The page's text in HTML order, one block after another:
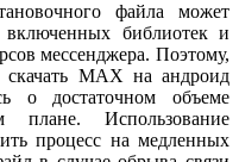
файла может
включенных библиотек и
мессенджера. Поэтому,
MAX на андроид
о достаточном объеме
Использование
процесс на медленных